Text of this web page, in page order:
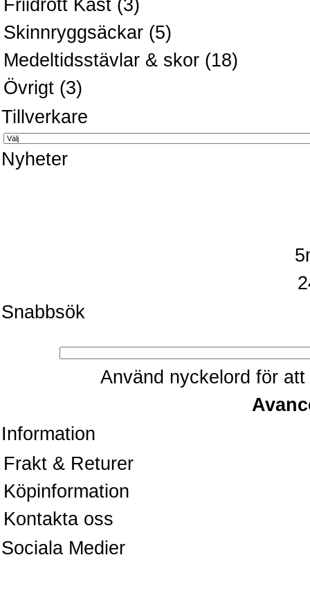
Friidrott Kast (3)
Skinnryggsäckar (5)
Medeltidsstävlar & skor (18)
Övrigt (3)
Tillverkare
Nyheter
Snabbsök
Använd nyckelord för
Information
Frakt & Returer
Köpinformation
Kontakta oss
Sociala Medier